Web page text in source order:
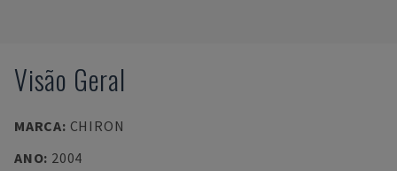
Visão Geral
MARCA: CHIRON
ANO: 2004